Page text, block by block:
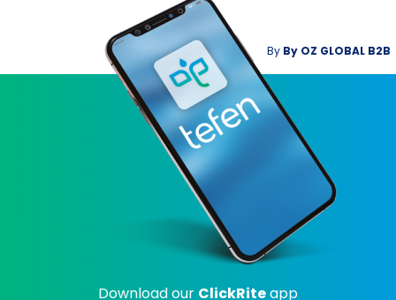
By By OZ GLOBAL B2B
Download our ClickRiteapp